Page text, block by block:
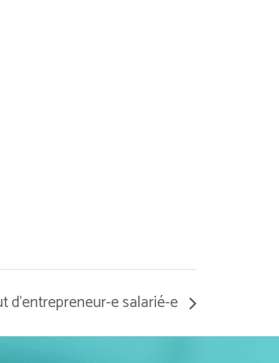
d’entrepreneur-e salarié-e